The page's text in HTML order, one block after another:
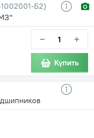
Б2)
− +
Купить